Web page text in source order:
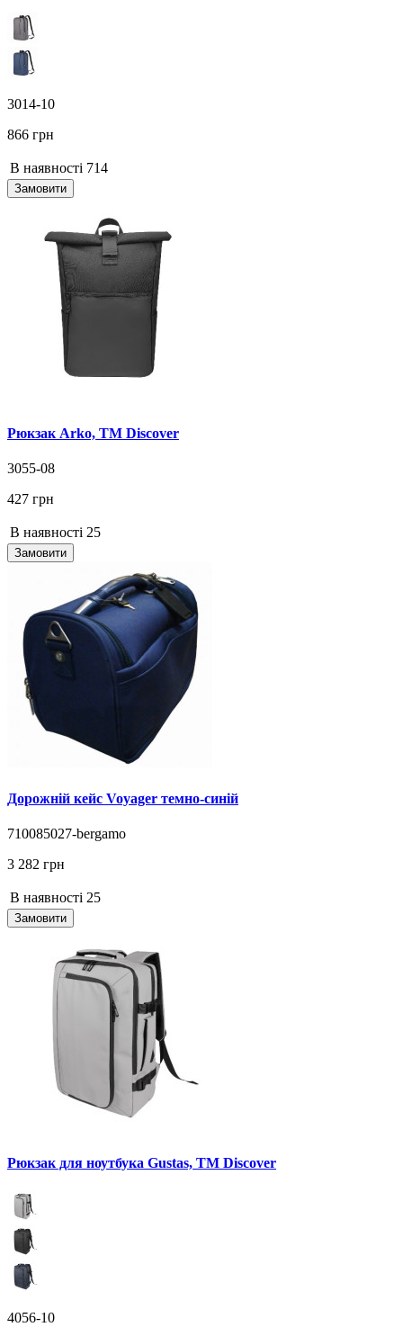
3014-10
866 грн
В наявності 714
Замовити
Рюкзак Arko, TM Discover
3055-08
427 грн
В наявності 25
Замовити
Дорожній кейс Voyager темно-синій
710085027-bergamo
3 282 грн
В наявності 25
Замовити
Рюкзак для ноутбука Gustas, ТМ Discover
4056-10